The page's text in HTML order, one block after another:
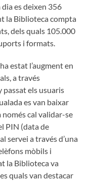
es deixen 356
la Biblioteca compta
dels quals 105.000
i formats.
estat l’augment en
a través
passat els usuaris
es van baixar
cal validar-se
PIN (data de
servei a través d’una
mòbils i
la Biblioteca va
quals van destacar